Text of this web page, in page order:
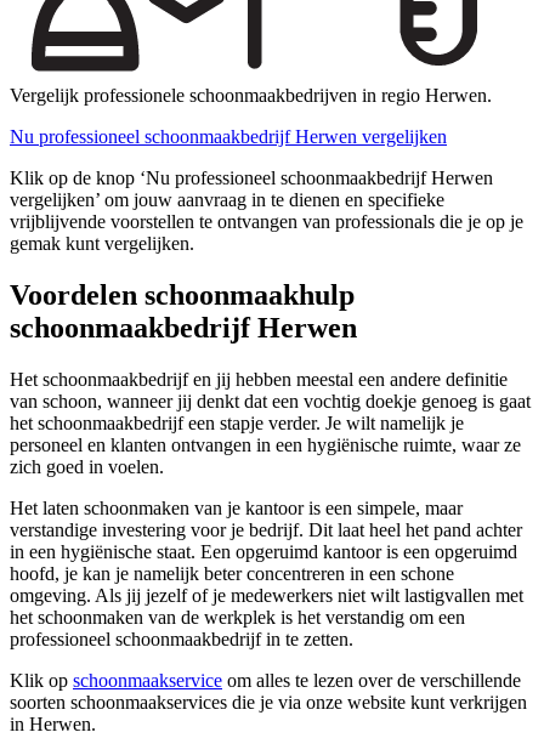
Vergelijk professionele schoonmaakbedrijven in regio Herwen.
Nu professioneel schoonmaakbedrijf Herwen vergelijken
Klik op de knop ‘Nu professioneel schoonmaakbedrijf Herwen
vergelijken’ om jouw aanvraag in te dienen en specifieke
vrijblijvende voorstellen te ontvangen van professionals die je op je
gemak kunt vergelijken.
Voordelen schoonmaakhulp
schoonmaakbedrijf Herwen
Het schoonmaakbedrijf en jij hebben meestal een andere definitie
van schoon, wanneer jij denkt dat een vochtig doekje genoeg is gaat
het schoonmaakbedrijf een stapje verder. Je wilt namelijk je
personeel en klanten ontvangen in een hygiënische ruimte, waar ze
zich goed in voelen.
Het laten schoonmaken van je kantoor is een simpele, maar
verstandige investering voor je bedrijf. Dit laat heel het pand achter
in een hygiënische staat. Een opgeruimd kantoor is een opgeruimd
hoofd, je kan je namelijk beter concentreren in een schone
omgeving. Als jij jezelf of je medewerkers niet wilt lastigvallen met
het schoonmaken van de werkplek is het verstandig om een
professioneel schoonmaakbedrijf in te zetten.
Klik op schoonmaakservice om alles te lezen over de verschillende
soorten schoonmaakservices die je via onze website kunt verkrijgen
in Herwen.